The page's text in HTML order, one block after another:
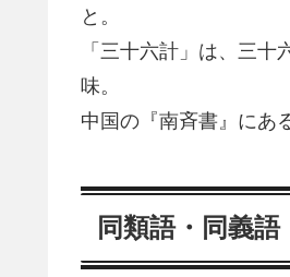
と。
「三十六計」は、三
味。
中国の『南斉書』にあ
同類語・同義語